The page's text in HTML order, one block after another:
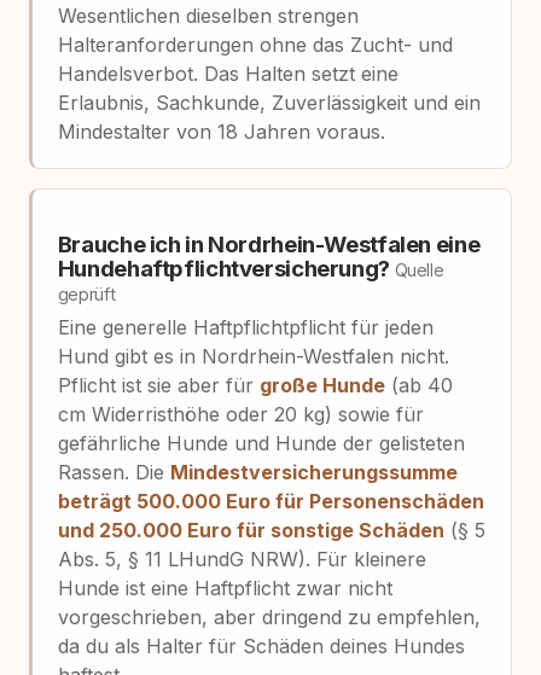
Wesentlichen dieselben strengen
Halteranforderungen ohne das Zucht- und
Handelsverbot. Das Halten setzt eine
Erlaubnis, Sachkunde, Zuverlässigkeit und ein
Mindestalter von 18 Jahren voraus.
Brauche ich in Nordrhein-Westfalen eine
Hundehaftpflichtversicherung? Quelle
geprüft
Eine generelle Haftpflichtpflicht für jeden
Hund gibt es in Nordrhein-Westfalen nicht.
Pflicht ist sie aber für große Hunde(ab 40
cm Widerristhöhe oder 20 kg) sowie für
gefährliche Hunde und Hunde der gelisteten
Rassen. Die Mindestversicherungssumme
beträgt 500.000 Euro für Personenschäden
und 250.000 Euro für sonstige Schäden (§ 5
Abs. 5, § 11 LHundG NRW). Für kleinere
Hunde ist eine Haftpflicht zwar nicht
vorgeschrieben, aber dringend zu empfehlen,
da du als Halter für Schäden deines Hundes